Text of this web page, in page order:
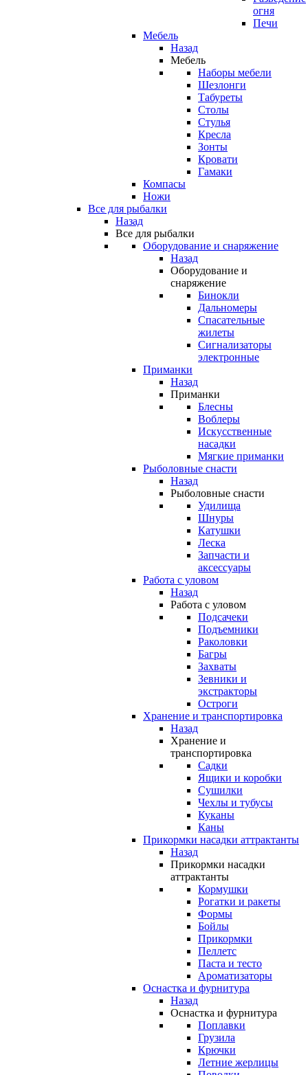
огня
Печи
Мебель
Назад
Мебель
Наборы мебели
Шезлонги
Табуреты
Столы
Стулья
Кресла
Зонты
Кровати
Гамаки
Компасы
Ножи
Все для рыбалки
Назад
Все для рыбалки
Оборудование и снаряжение
Назад
Оборудование и
снаряжение
Бинокли
Дальномеры
Спасательные
жилеты
Сигнализаторы
электронные
Приманки
Назад
Приманки
Блесны
Воблеры
Искусственные
насадки
Мягкие приманки
Рыболовные снасти
Назад
Рыболовные снасти
Удилища
Шнуры
Катушки
Леска
Запчасти и
аксессуары
Работа с уловом
Назад
Работа с уловом
Подсачеки
Подъемники
Раколовки
Багры
Захваты
Зевники и
экстракторы
Остроги
Хранение и транспортировка
Назад
Хранение и
транспортировка
Садки
Ящики и коробки
Сушилки
Чехлы и тубусы
Куканы
Каны
Прикормки насадки аттрактанты
Назад
Прикормки насадки
аттрактанты
Кормушки
Рогатки и ракеты
Формы
Бойлы
Прикормки
Пеллетс
Паста и тесто
Ароматизаторы
Оснастка и фурнитура
Назад
Оснастка и фурнитура
Поплавки
Грузила
Крючки
Летние жерлицы